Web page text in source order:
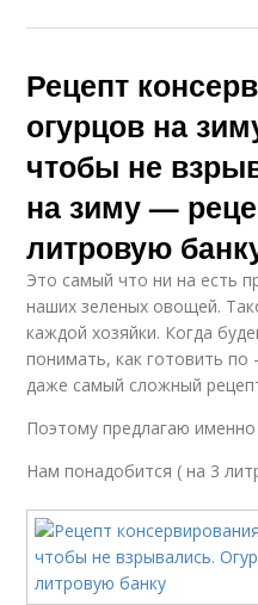
Рецепт
огурцов на
чтобы не
на зиму —
литровую
Это самый что ни на есть
наших зеленых овощей.
каждой хозяйки. Когда
понимать, как готовить
даже самый сложный
Поэтому предлагаю именно
Нам понадобится ( на 3